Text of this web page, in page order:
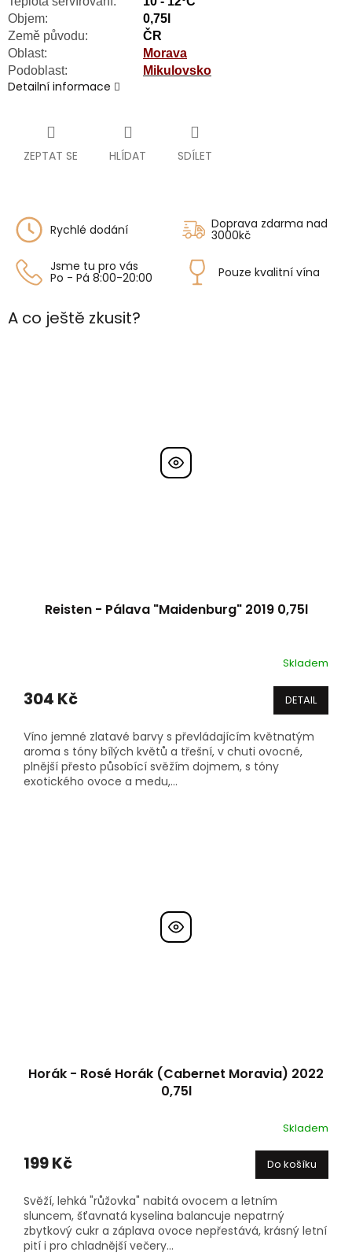
Objem:
0,75l
Země původu:
ČR
Oblast:
Morava
Podoblast:
Mikulovsko
Detailní informace
ZEPTAT SE HLÍDAT SDÍLET
Rychlé dodání Doprava zdarma nad
3000kč
Jsme tu pro vás
Po - Pá 8:00-20:00 Pouze kvalitní vína
A co ještě zkusit?
Reisten - Pálava "Maidenburg" 2019 0,75l
produktu
je
z
5
hvězdiček.
Skladem
304 Kč DETAIL
Víno jemné zlatavé barvy s převládajícím květnatým
aroma s tóny bílých květů a třešní, v chuti ovocné,
plnější přesto působící svěžím dojmem, s tóny
exotického ovoce a medu,...
Horák - Rosé Horák (Cabernet Moravia) 2022
0,75l
Skladem
199 Kč Do košíku
Svěží, lehká "růžovka" nabitá ovocem a letním
sluncem, šťavnatá kyselina balancuje nepatrný
zbytkový cukr a záplava ovoce nepřestává, krásný letní
pití i pro chladnější večery...